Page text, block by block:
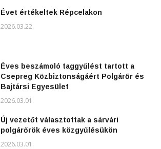
Évet értékeltek Répcelakon
2026.03.22.
Éves beszámoló taggyűlést tartott a
Csepreg Közbiztonságáért Polgárőr és
Bajtársi Egyesület
2026.03.01.
Új vezetőt választottak a sárvári
polgárőrök éves közgyűlésükön
2026.03.01.